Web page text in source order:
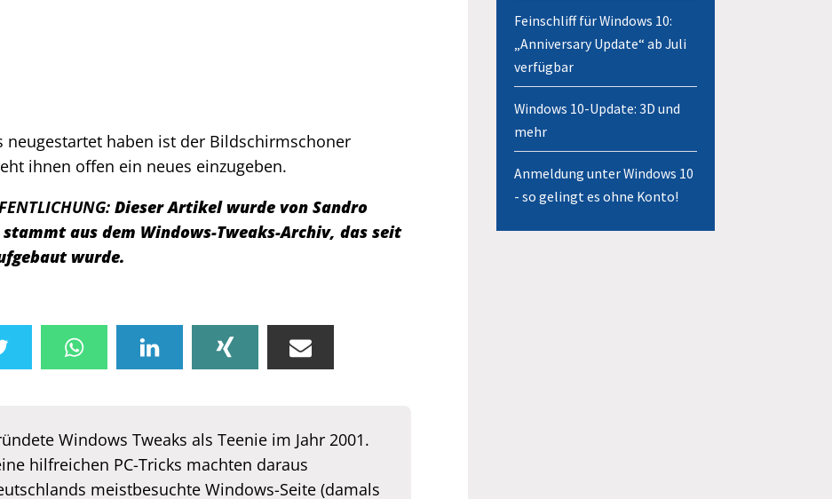
neugestartet haben ist der Bildschirmschoner
ihnen offen ein neues einzugeben.
Dieser Artikel wurde von Sandro
aus dem Windows-Tweaks-Archiv, das seit
wurde.
Windows Tweaks als Teenie im Jahr 2001.
hilfreichen PC-Tricks machten daraus
meistbesuchte Windows-Seite (damals
Feinschliff für Windows 10:
„Anniversary Update“ ab Juli
verfügbar
Windows 10-Update: 3D und
mehr
Anmeldung unter Windows 10
- so gelingt es ohne Konto!